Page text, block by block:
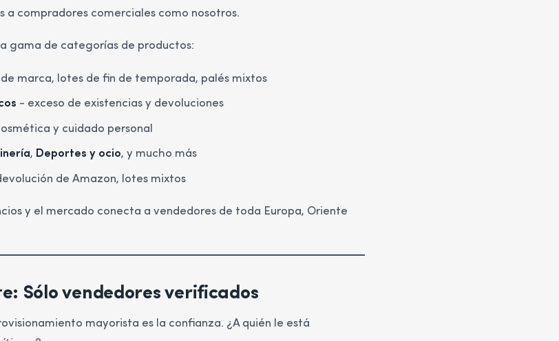
a compradores comerciales como nosotros.
gama de categorías de productos:
marca, lotes de fin de temporada, palés mixtos
- exceso de existencias y devoluciones
y cuidado personal
, Deportes y ocio, y mucho más
de Amazon, lotes mixtos
y el mercado conecta a vendedores de toda Europa, Oriente
Sólo vendedores verificados
mayorista es la confianza. ¿A quién le está